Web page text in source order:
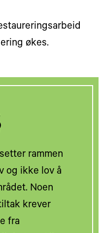
økes.
rammen
og ikke lov å
Noen
krever
fra